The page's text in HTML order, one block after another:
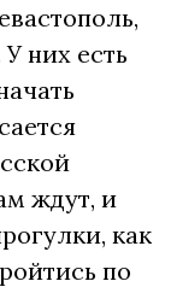
них есть
ждут, и
как
по